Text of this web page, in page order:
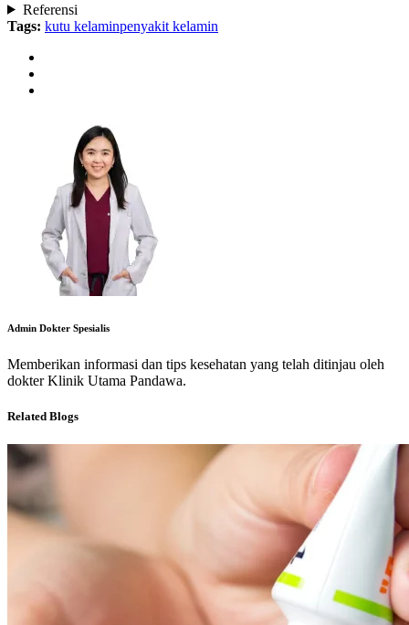
Referensi
Tags: kutu kelaminpenyakit kelamin
Admin Dokter Spesialis
Memberikan informasi dan tips kesehatan yang telah ditinjau oleh
dokter Klinik Utama Pandawa.
Related Blogs